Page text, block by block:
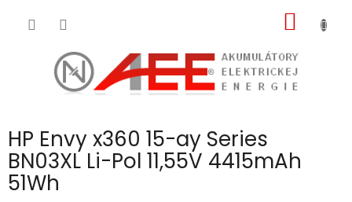
HP Envy x360 15-ay Series
BN03XL Li-Pol 11,55V 4415mAh
51Wh